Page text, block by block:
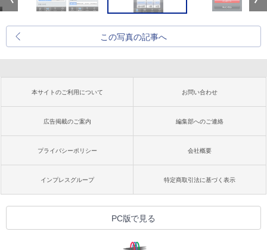
この写真の記事へ
本サイトのご利用について お問い合わせ
広告掲載のご案内 編集部へのご連絡
プライバシーポリシー 会社概要
インプレスグループ 特定商取引法に基づく表示
PC版で見る